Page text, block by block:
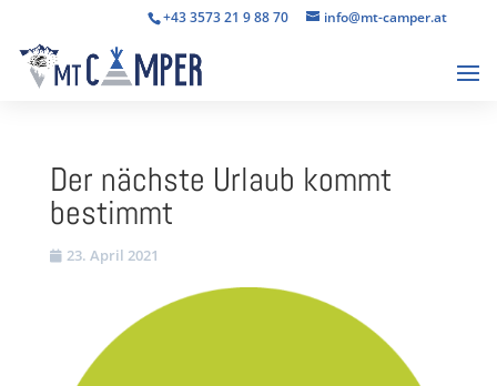
+43 3573 21 9 88 70 info@mt-camper.at
Der nächste Urlaub kommt
bestimmt
23. April 2021